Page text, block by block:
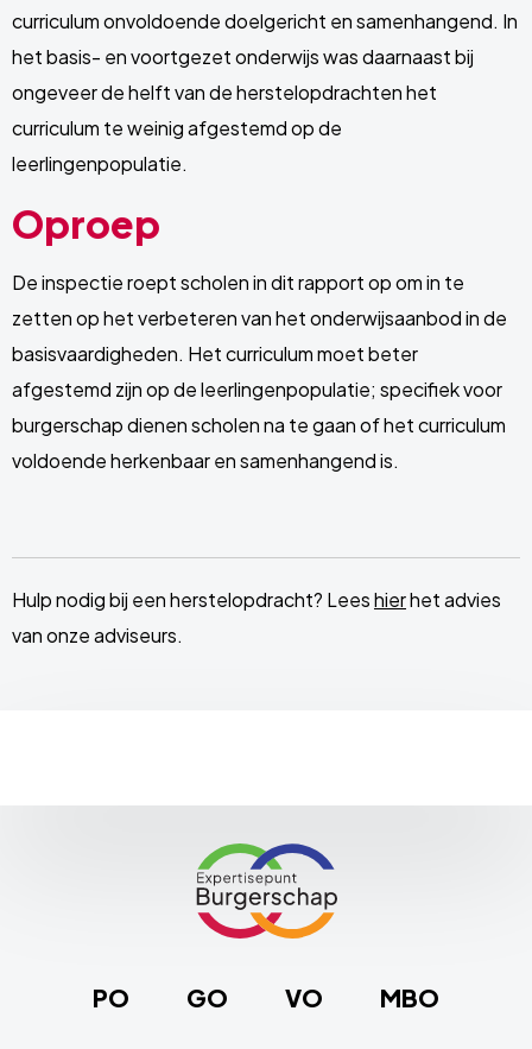
curriculum onvoldoende doelgericht en samenhangend. In
het basis- en voortgezet onderwijs was daarnaast bij
ongeveer de helft van de herstelopdrachten het
curriculum te weinig afgestemd op de
leerlingenpopulatie.
Oproep
De inspectie roept scholen in dit rapport op om in te
zetten op het verbeteren van het onderwijsaanbod in de
basisvaardigheden. Het curriculum moet beter
afgestemd zijn op de leerlingenpopulatie; specifiek voor
burgerschap dienen scholen na te gaan of het curriculum
voldoende herkenbaar en samenhangend is.
Hulp nodig bij een herstelopdracht? Leeshierhet advies
van onze adviseurs.
PO GO VO MBO